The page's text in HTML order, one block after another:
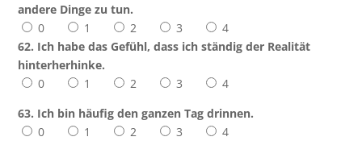
andere Dinge zu tun.
0
1 2 3
4
62. Ich habe das Gefühl, dass ich ständig der Realität
hinterherhinke.
0
1 2 3
4
63. Ich bin häufig den ganzen Tag drinnen.
0
1 2 3
4